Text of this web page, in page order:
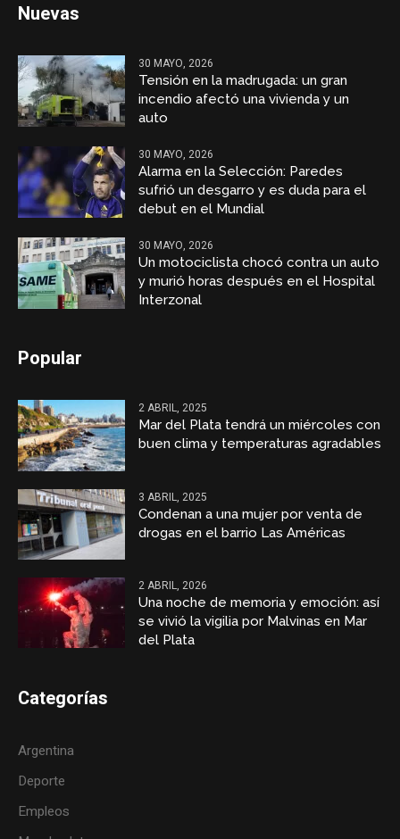
Nuevas
30 MAYO, 2026
Tensión en la madrugada: un gran
incendio afectó una vivienda y un
auto
30 MAYO, 2026
Alarma en la Selección: Paredes
sufrió un desgarro y es duda para el
debut en el Mundial
30 MAYO, 2026
Un motociclista chocó contra un auto
y murió horas después en el Hospital
Interzonal
Popular
2 ABRIL, 2025
Mar del Plata tendrá un miércoles con
buen clima y temperaturas agradables
3 ABRIL, 2025
Condenan a una mujer por venta de
drogas en el barrio Las Américas
2 ABRIL, 2026
Una noche de memoria y emoción: así
se vivió la vigilia por Malvinas en Mar
del Plata
Categorías
Argentina
Deporte
Empleos